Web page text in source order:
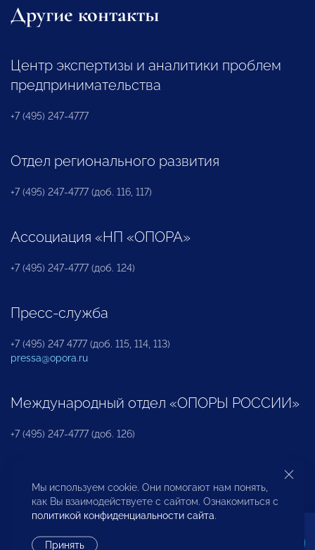
Другие контакты
Центр экспертизы и аналитики проблем
предпринимательства
+7 (495) 247-4777
Отдел регионального развития
+7 (495) 247-4777 (доб. 116, 117)
Ассоциация «НП «ОПОРА»
+7 (495) 247-4777 (доб. 124)
Пресс-служба
+7 (495) 247 4777 (доб. 115, 114, 113)
pressa@opora.ru
Международный отдел «ОПОРЫ РОССИИ»
+7 (495) 247-4777 (доб. 126)
Бюро по защите прав предпринимателей и
инвесторов
Мы используем cookie. Они помогают нам понять,
как Вы взаимодействуете с сайтом. Ознакомиться с
политикой конфиденциальности сайта.
Принять